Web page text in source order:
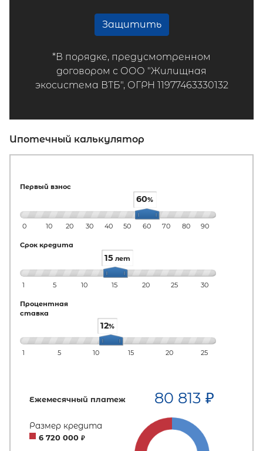
Защитить
*В порядке, предусмотренном
договором с ООО "Жилищная
экосистема ВТБ", ОГРН 11977463330132
Ипотечный калькулятор